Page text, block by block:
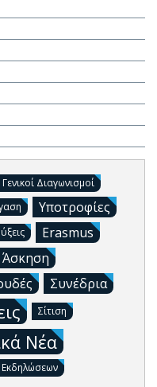
Γενικοί Διαγωνισμοί
Υποτροφίες
Erasmus
Άσκηση
Συνέδρια
Σίτιση
Νέα